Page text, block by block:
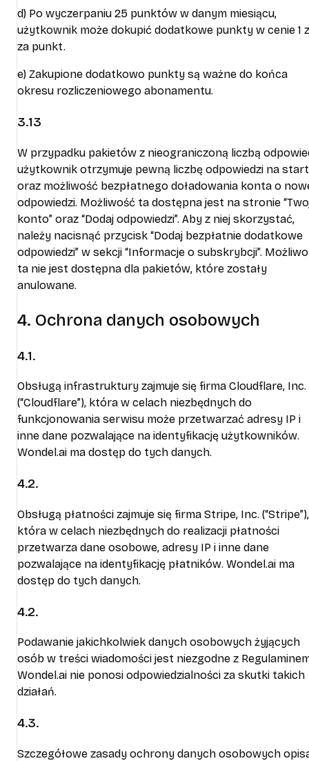
d) Po wyczerpaniu 25 punktów w danym miesiącu,
użytkownik może dokupić dodatkowe punkty w cenie 1
za punkt.
e) Zakupione dodatkowo punkty są ważne do końca
okresu rozliczeniowego abonamentu.
3.13
W przypadku pakietów z nieograniczoną liczbą
użytkownik otrzymuje pewną liczbę odpowiedzi na start
oraz możliwość bezpłatnego doładowania konta o
odpowiedzi. Możliwość ta dostępna jest na stronie
konto” oraz “Dodaj odpowiedzi”. Aby z niej skorzystać,
należy nacisnąć przycisk “Dodaj bezpłatnie dodatkowe
odpowiedzi” w sekcji “Informacje o subskrybcji”.
ta nie jest dostępna dla pakietów, które zostały
anulowane.
4. Ochrona danych osobowych
4.1.
Obsługą infrastruktury zajmuje się firma Cloudflare, Inc.
(“Cloudflare”), która w celach niezbędnych do
funkcjonowania serwisu może przetwarzać adresy IP i
inne dane pozwalające na identyfikację użytkowników.
Wondel.ai ma dostęp do tych danych.
4.2.
Obsługą płatności zajmuje się firma Stripe, Inc. (“Stripe”),
która w celach niezbędnych do realizacji płatności
przetwarza dane osobowe, adresy IP i inne dane
pozwalające na identyfikację płatników. Wondel.ai ma
dostęp do tych danych.
4.2.
Podawanie jakichkolwiek danych osobowych żyjących
osób w treści wiadomości jest niezgodne z
Wondel.ai nie ponosi odpowiedzialności za skutki takich
działań.
4.3.
Szczegółowe zasady ochrony danych osobowych